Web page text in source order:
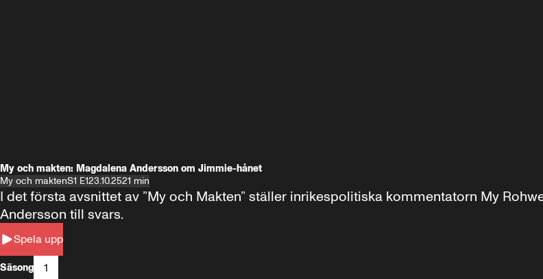
My och makten: Magdalena Andersson om Jimmie-hånet
My och maktenS1 E123.10.2521 min
Spela upp
I det första avsnittet av ”My och Makten” ställer inrikespolitiska kommentatorn My
Andersson till svars.
Säsong 1